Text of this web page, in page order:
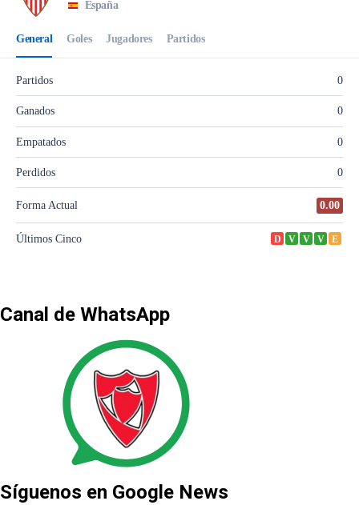
Canal de WhatsApp
Síguenos en Google News